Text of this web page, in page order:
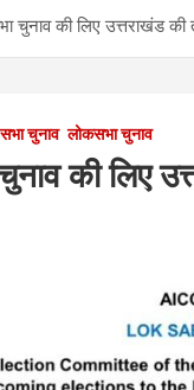
की लिए उत्तराखंड की
चुनाव लोकसभा चुनाव
की लिए